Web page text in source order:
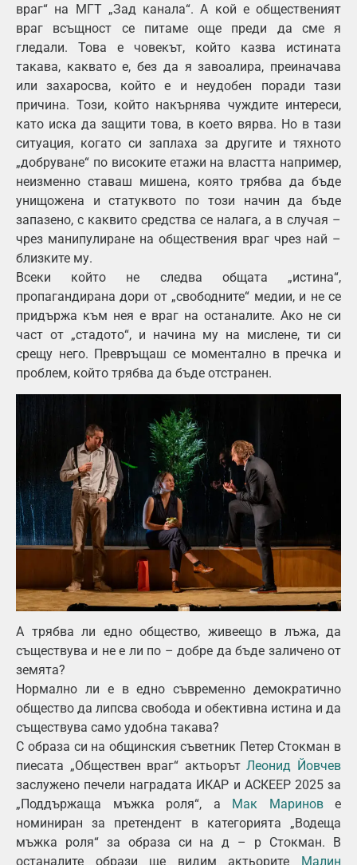
враг“ на МГТ „Зад канала“. А кой е общественият
враг всъщност се питаме още преди да сме я
гледали. Това е човекът, който казва истината
такава, каквато е, без да я завоалира, преиначава
или захаросва, който е и неудобен поради тази
причина. Този, който накърнява чуждите интереси,
като иска да защити това, в което вярва. Но в тази
ситуация, когато си заплаха за другите и тяхното
„добруване“ по високите етажи на властта например,
неизменно ставаш мишена, която трябва да бъде
унищожена и статуквото по този начин да бъде
запазено, с каквито средства се налага, а в случая –
чрез манипулиране на обществения враг чрез най –
близките му.
Всеки който не следва общата „истина“,
пропагандирана дори от „свободните“ медии, и не се
придържа към нея е враг на останалите. Ако не си
част от „стадото“, и начина му на мислене, ти си
срещу него. Превръщаш се моментално в пречка и
проблем, който трябва да бъде отстранен.
А трябва ли едно общество, живеещо в лъжа, да
съществува и не е ли по – добре да бъде заличено от
земята?
Нормално ли е в едно съвременно демократично
общество да липсва свобода и обективна истина и да
съществува само удобна такава?
С образа си на общинския съветник Петер Стокман в
пиесата „Обществен враг“ актьорътЛеонид Йовчев
заслужено печели наградата ИКАР и АСКЕЕР 2025 за
„Поддържаща мъжка роля“, а
Мак Маринове
номиниран за претендент в категорията „Водеща
мъжка роля“ за образа си на д – р Стокман. В
останалите образи ще видим актьорите
Малин